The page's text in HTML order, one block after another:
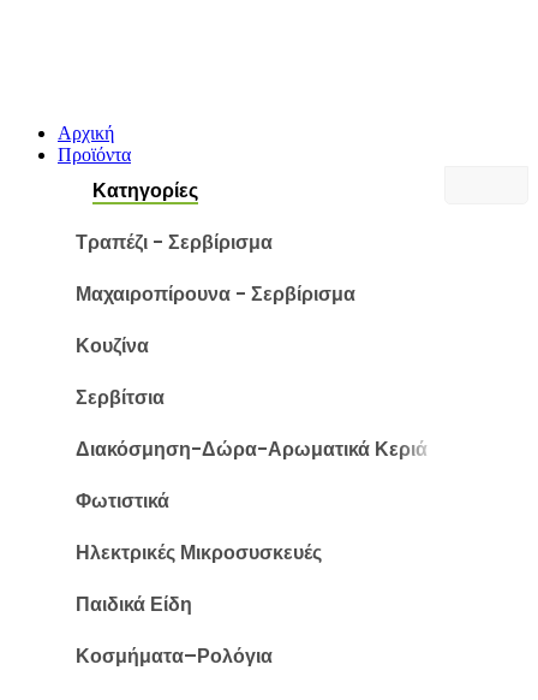
Αρχική
Προϊόντα
Κατηγορίες
Τραπέζι - Σερβίρισμα
Μαχαιροπίρουνα - Σερβίρισμα
Κουζίνα
Σερβίτσια
Διακόσμηση-Δώρα-Αρωματικά Κεριά
Φωτιστικά
Ηλεκτρικές Μικροσυσκευές
Παιδικά Είδη
Κοσμήματα–Ρολόγια